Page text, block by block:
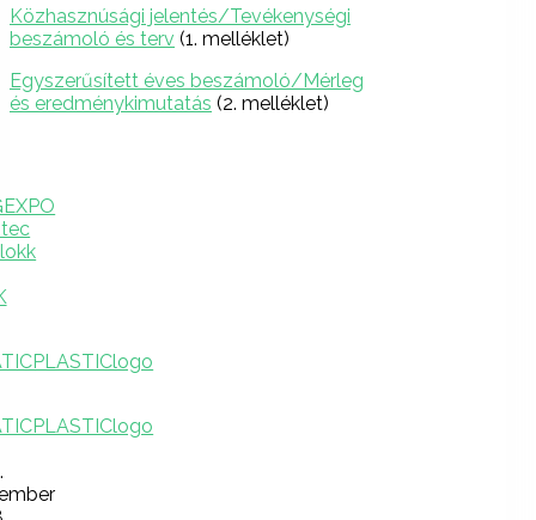
Közhasznúsági jelentés/Tevékenységi
beszámoló és terv (1. melléklet)
Egyszerűsített éves beszámoló/Mérleg
és eredménykimutatás (2. melléklet)